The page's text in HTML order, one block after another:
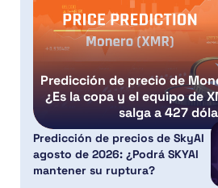
Predicción de precio de
¿Es la copa y el equipo de
salga a 427
Predicción de precios de SkyAI
agosto de 2026: ¿Podrá SKYAI
mantener su ruptura?